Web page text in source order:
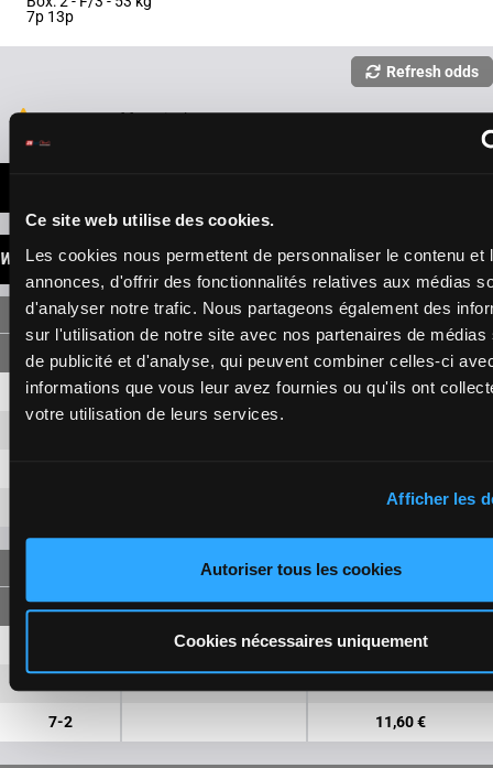
Ce site web utilise des cookies.
Les cookies nous permettent de personnaliser le contenu et
annonces, d'offrir des fonctionnalités relatives aux médias
d'analyser notre trafic. Nous partageons également des
sur l'utilisation de notre site avec nos partenaires de médias
de publicité et d'analyse, qui peuvent combiner celles-ci
informations que vous leur avez fournies ou qu'ils ont
votre utilisation de leurs services.
Afficher les
Autoriser tous les cookies
Cookies nécessaires uniquement
7p 13p
Refresh odds
Presence of favorite horses
WINNINGS
SINGLE
1 4,30 € 1,50 €
12,80 €
FORECAST
23,20 € 8,80 €
7-2 11,60 €